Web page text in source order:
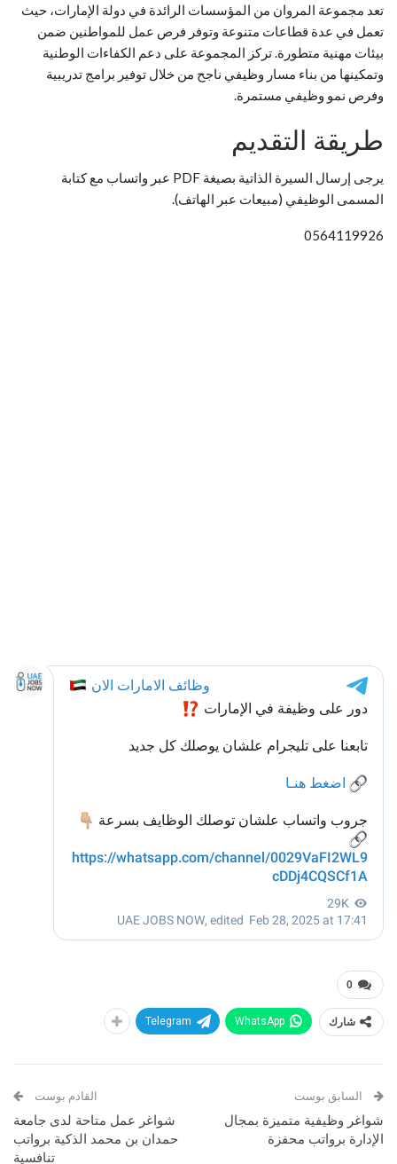
تعد مجموعة المروان من المؤسسات الرائدة في دولة الإمارات، حيث
تعمل في عدة قطاعات متنوعة وتوفر فرص عمل للمواطنين ضمن
بيئات مهنية متطورة. تركز المجموعة على دعم الكفاءات الوطنية
وتمكينها من بناء مسار وظيفي ناجح من خلال توفير برامج تدريبية
وفرص نمو وظيفي مستمرة.
طريقة التقديم
يرجى إرسال السيرة الذاتية بصيغة PDF عبر واتساب مع كتابة
المسمى الوظيفي (مبيعات عبر الهاتف).
0564119926
0
شارك WhatsApp
Telegram
السابق بوست
شواغر وظيفية متميزة بمجال
الإدارة برواتب محفزة
القادم بوست
شواغر عمل متاحة لدى جامعة
حمدان بن محمد الذكية برواتب
تنافسية